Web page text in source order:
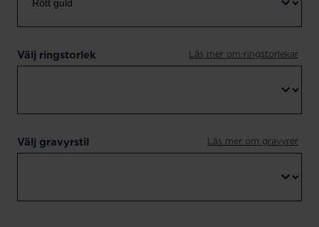
Välj ringstorlek Läs mer om ringstorlekar
Välj gravyrstil Läs mer om gravyrer